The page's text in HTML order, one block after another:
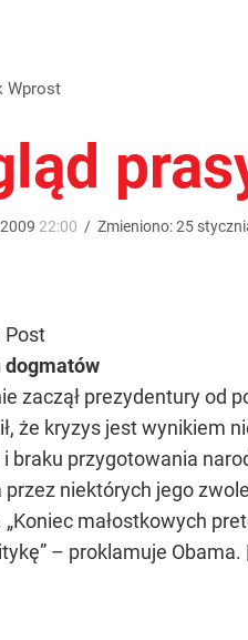
Wprost
2009 22:00 / Zmieniono:25
Post
dogmatów
zaczął prezydentury od
że kryzys jest wynikiem
braku przygotowania
niektórych jego
małostkowych
– proklamuje Obama.